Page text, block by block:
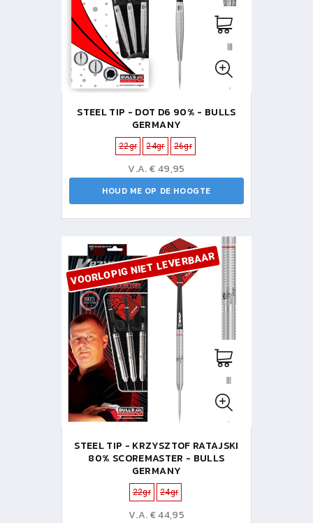
STEEL TIP - DOT D6 90% - BULLS
GERMANY
22gr 24gr 26gr
V.A. € 49,95
HOUD ME OP DE HOOGTE
VOORLOPIG NIET LEVERBAAR
STEEL TIP - KRZYSZTOF RATAJSKI
80% SCOREMASTER - BULLS
GERMANY
22gr 24gr
V.A. € 44,95